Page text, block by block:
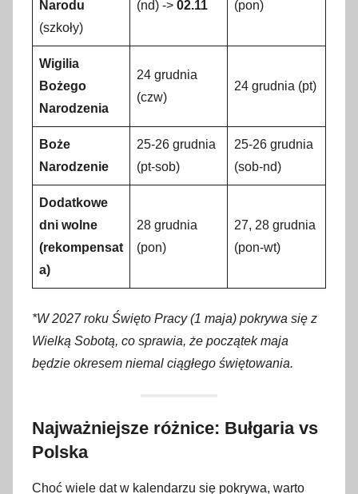
Narodu
(szkoły)
(nd) -> 02.11 (pon)
Wigilia
Bożego
Narodzenia
24 grudnia
(czw)
24 grudnia (pt)
Boże
Narodzenie
25-26 grudnia
(pt-sob)
25-26 grudnia
(sob-nd)
Dodatkowe
dni wolne
(rekompensat
a)
28 grudnia
(pon)
27, 28 grudnia
(pon-wt)
*W 2027 roku Święto Pracy (1 maja) pokrywa się z
Wielką Sobotą, co sprawia, że początek maja
będzie okresem niemal ciągłego świętowania.
Najważniejsze różnice: Bułgaria vs
Polska
Choć wiele dat w kalendarzu się pokrywa, warto